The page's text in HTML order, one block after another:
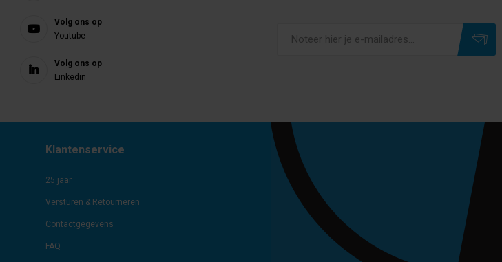
Volg ons op
Youtube
Volg ons op
Linkedin
Klantenservice
25 jaar
Versturen & Retourneren
Contactgegevens
FAQ